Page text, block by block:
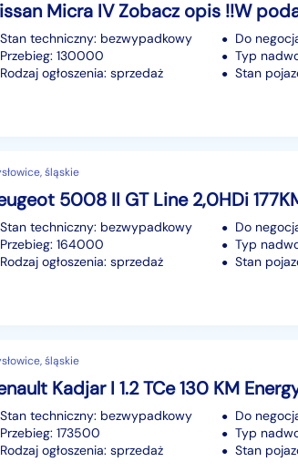
Stan techniczny: bezwypadkowy
Przebieg: 130000
Rodzaj ogłoszenia: sprzedaż
Do
Typ
Stan
śląskie
Stan techniczny: bezwypadkowy
Przebieg: 164000
Rodzaj ogłoszenia: sprzedaż
Do
Typ
Stan
śląskie
Stan techniczny: bezwypadkowy
Przebieg: 173500
Rodzaj ogłoszenia: sprzedaż
Do
Typ
Stan